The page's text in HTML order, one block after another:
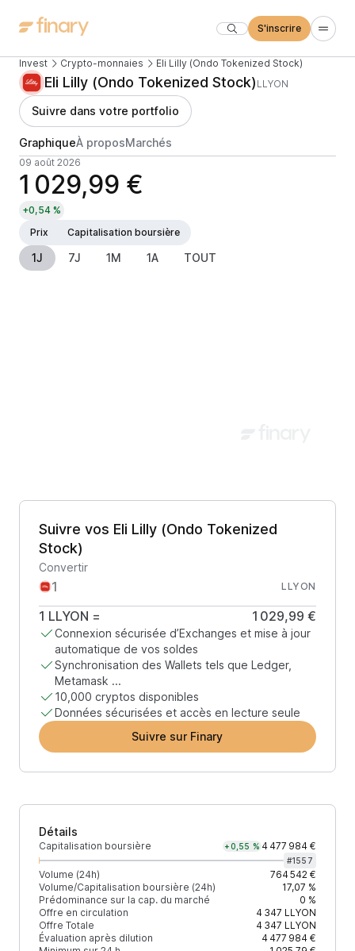
S'inscrire
Invest Crypto-monnaies Eli Lilly (Ondo Tokenized Stock)
Eli Lilly (Ondo Tokenized Stock) LLYON
Suivre dans votre portfolio
GraphiqueÀ proposMarchés
09 août 2026
1 029,99 €
+0,54 %
Prix
Capitalisation boursière
1J 7J 1M 1A TOUT
Suivre vos Eli Lilly (Ondo Tokenized
Stock)
Convertir
LLYON
1 LLYON = 1 029,99 €
Connexion sécurisée d’Exchanges et mise à jour
automatique de vos soldes
Synchronisation des Wallets tels que Ledger,
Metamask ...
10,000 cryptos disponibles
Données sécurisées et accès en lecture seule
Suivre sur Finary
Détails
Capitalisation boursière +0,55 % 4 477 984 €
#1557
Volume (24h)
764 542 €
Volume/Capitalisation boursière (24h)
17,07 %
Prédominance sur la cap. du marché
0 %
Offre en circulation
4 347 LLYON
Offre Totale
4 347 LLYON
Évaluation après dilution
4 477 984 €